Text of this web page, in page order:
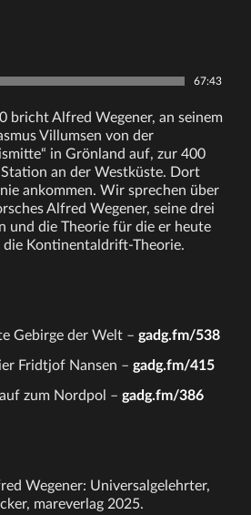
67:43
bricht Alfred Wegener, an seinem
Villumsen von der
in Grönland auf, zur 400
an der Westküste. Dort
ankommen. Wir sprechen über
Alfred Wegener, seine drei
und die Theorie für die er heute
Kontinentaldrift-Theorie.
Gebirge der Welt –gadg.fm/538
Fridtjof Nansen –gadg.fm/415
zum Nordpol –gadg.fm/386
Wegener: Universalgelehrter,
mareverlag 2025.